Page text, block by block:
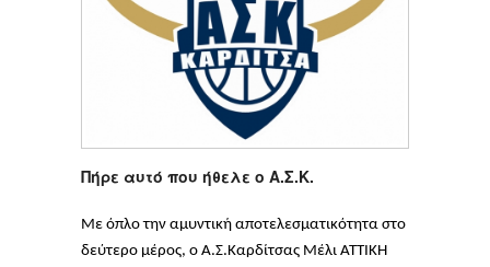
Πήρε αυτό που ήθελε ο Α.Σ.Κ.
Με όπλο την αμυντική αποτελεσματικότητα στο
δεύτερο μέρος, ο Α.Σ.Καρδίτσας Μέλι ΑΤΤΙΚΗ